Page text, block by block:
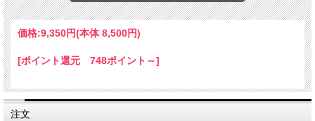
価格:9,350円(本体 8,500円)
[ポイント還元 748ポイント～]
注文